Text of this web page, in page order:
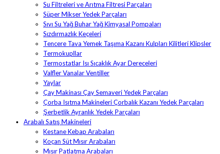
Su Filtreleri ve Arıtma Filtresi Parçaları
Süper Mikser Yedek Parçaları
Sıvı Su Yağ Buhar Yağ Kimyasal Pompaları
Sızdırmazlık Keçeleri
Tencere Tava Yemek Taşıma Kazanı Kulpları Kilitleri Klipsler
Termokupllar
Termostatlar Isı Sıcaklık Ayar Dereceleri
Valfler Vanalar Ventiller
Yaylar
Çay Makinası Çay Semaveri Yedek Parçaları
Çorba Isıtma Makineleri Çorbalık Kazanı Yedek Parçaları
Şerbetlik Ayranlık Yedek Parçaları
Arabalı Satış Makineleri
Kestane Kebap Arabaları
Koçan Süt Mısır Arabaları
Mısır Patlatma Arabaları